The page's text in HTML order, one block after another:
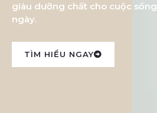
giàu dưỡng chất cho cuộc
ngày.
TÌM HIỂU NGAY